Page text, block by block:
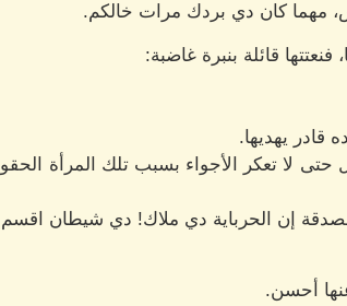
مهما كان دي بردك مرات خالكم.
قائلة بنبرة غاضبة:
قادر يهديها.
حتى لا تعكر الأجواء بسبب تلك المرأة
إن الحرباية دي ملاك! دي شيطان اقسم
أحسن.